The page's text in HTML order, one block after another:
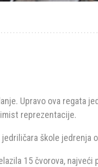
Upravo ova regata
reprezentacije.
škole jedrenja
15 čvorova, najveći